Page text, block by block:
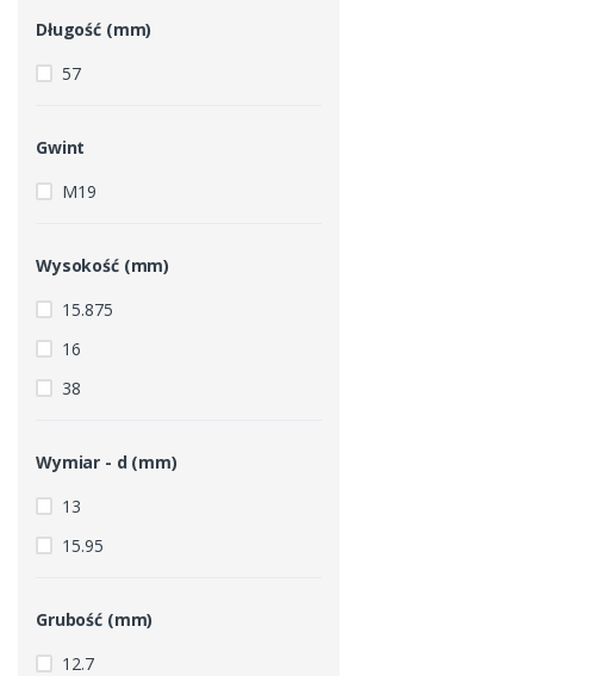
Długość (mm)
57
Gwint
M19
Wysokość (mm)
15.875
16
38
Wymiar - d (mm)
13
15.95
Grubość (mm)
12.7